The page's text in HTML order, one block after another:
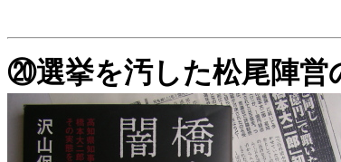
２度の知事選挙で明
⑳選挙を汚した松尾陣営